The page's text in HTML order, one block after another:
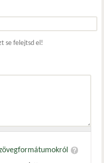
se felejtsd el!